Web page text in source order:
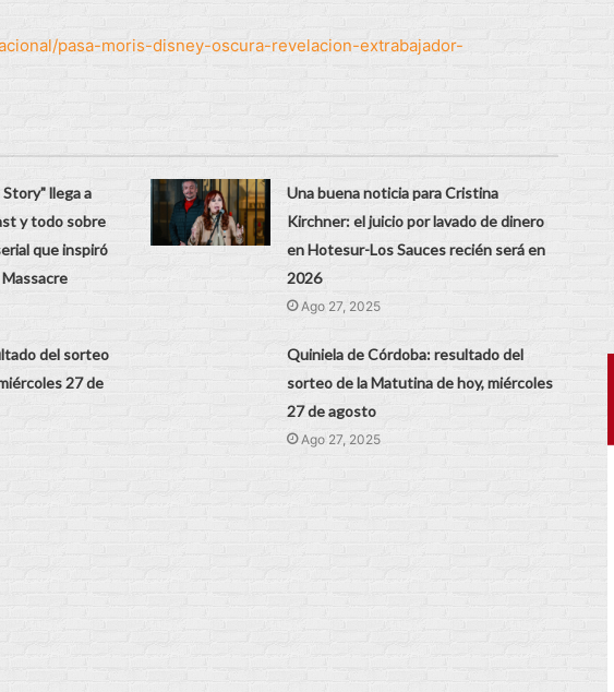
pasa-moris-disney-oscura-revelacion-extrabajador-
llega a
y todo sobre
que inspiró
Una buena noticia para Cristina
Kirchner: el juicio por lavado de dinero
en Hotesur-Los Sauces recién será en
2026
Ago 27, 2025
del sorteo
27 de
Quiniela de Córdoba: resultado del
sorteo de la Matutina de hoy, miércoles
27 de agosto
Ago 27, 2025